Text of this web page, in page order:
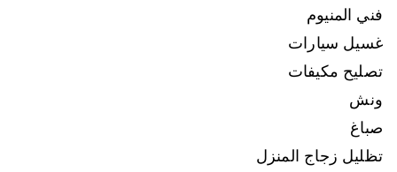
فني المنيوم
غسيل سيارات
تصليح مكيفات
ونش
صباغ
تظليل زجاج المنزل